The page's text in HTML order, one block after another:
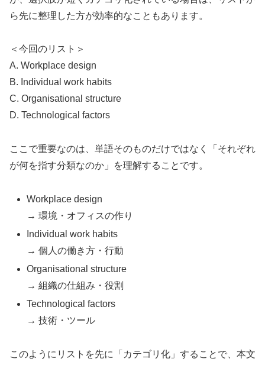
ら先に整理した方が効率的なこともあります。
＜今回のリスト＞
A. Workplace design
B. Individual work habits
C. Organisational structure
D. Technological factors
ここで重要なのは、単語そのものだけではなく「それぞれ
が何を指す分類なのか」を理解することです。
Workplace design
→ 環境・オフィスの作り
Individual work habits
→ 個人の働き方・行動
Organisational structure
→ 組織の仕組み・役割
Technological factors
→ 技術・ツール
このようにリストを先に「カテゴリ化」することで、本文